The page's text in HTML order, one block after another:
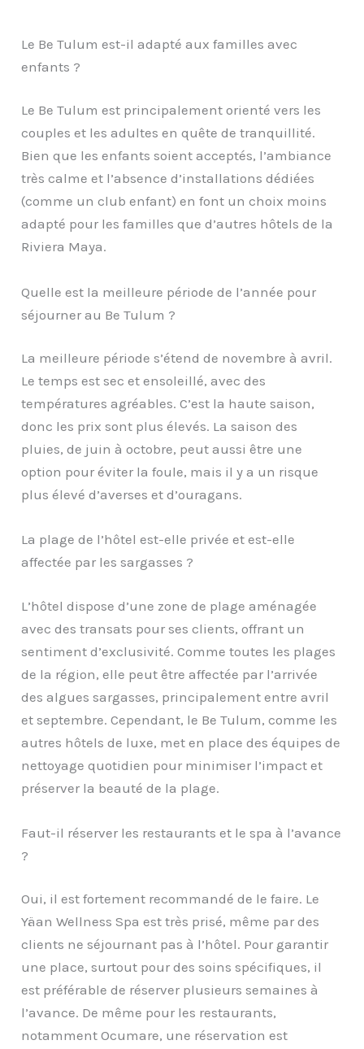
Le Be Tulum est-il adapté aux familles avec
enfants ?
Le Be Tulum est principalement orienté vers les
couples et les adultes en quête de tranquillité.
Bien que les enfants soient acceptés, l’ambiance
très calme et l’absence d’installations dédiées
(comme un club enfant) en font un choix moins
adapté pour les familles que d’autres hôtels de la
Riviera Maya.
Quelle est la meilleure période de l’année pour
séjourner au Be Tulum ?
La meilleure période s’étend de novembre à avril.
Le temps est sec et ensoleillé, avec des
températures agréables. C’est la haute saison,
donc les prix sont plus élevés. La saison des
pluies, de juin à octobre, peut aussi être une
option pour éviter la foule, mais il y a un risque
plus élevé d’averses et d’ouragans.
La plage de l’hôtel est-elle privée et est-elle
affectée par les sargasses ?
L’hôtel dispose d’une zone de plage aménagée
avec des transats pour ses clients, offrant un
sentiment d’exclusivité. Comme toutes les plages
de la région, elle peut être affectée par l’arrivée
des algues sargasses, principalement entre avril
et septembre. Cependant, le Be Tulum, comme les
autres hôtels de luxe, met en place des équipes de
nettoyage quotidien pour minimiser l’impact et
préserver la beauté de la plage.
Faut-il réserver les restaurants et le spa à l’avance
?
Oui, il est fortement recommandé de le faire. Le
Yäan Wellness Spa est très prisé, même par des
clients ne séjournant pas à l’hôtel. Pour garantir
une place, surtout pour des soins spécifiques, il
est préférable de réserver plusieurs semaines à
l’avance. De même pour les restaurants,
notamment Ocumare, une réservation est